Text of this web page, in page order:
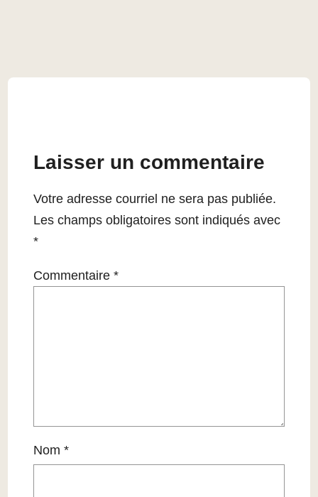
Laisser un commentaire
Votre adresse courriel ne sera pas publiée.
Les champs obligatoires sont indiqués avec
*
Commentaire *
Nom *